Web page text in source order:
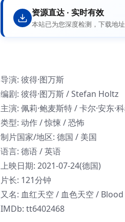
资源直达 · 实时有效
本站已为您深度检测，下载地
导演: 彼得·图万斯
编剧: 彼得·图万斯 / Stefan Holtz
主演: 佩莉·鲍麦斯特 / 卡尔·安东·
类型: 动作 / 惊悚 / 恐怖
制片国家/地区: 德国 / 美国
语言: 德语 / 英语
上映日期: 2021-07-24(德国)
片长: 121分钟
又名: 血红天空 / 血色天空 /
IMDb: tt6402468